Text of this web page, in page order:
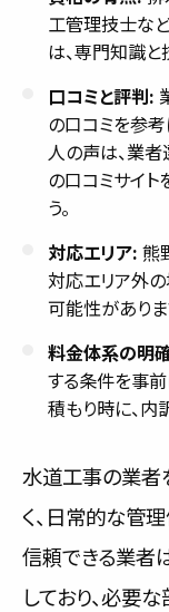
工管理技士など
は、専門知識と
口コミと評判:
の口コミを参考
人の声は、業
の口コミサイ
う。
対応エリア: 熊
対応エリア外
可能性がありま
料金体系の明
する条件を事前
積もり時に、内
水道工事の業者
く、日常的な管
信頼できる業者
しており、必要